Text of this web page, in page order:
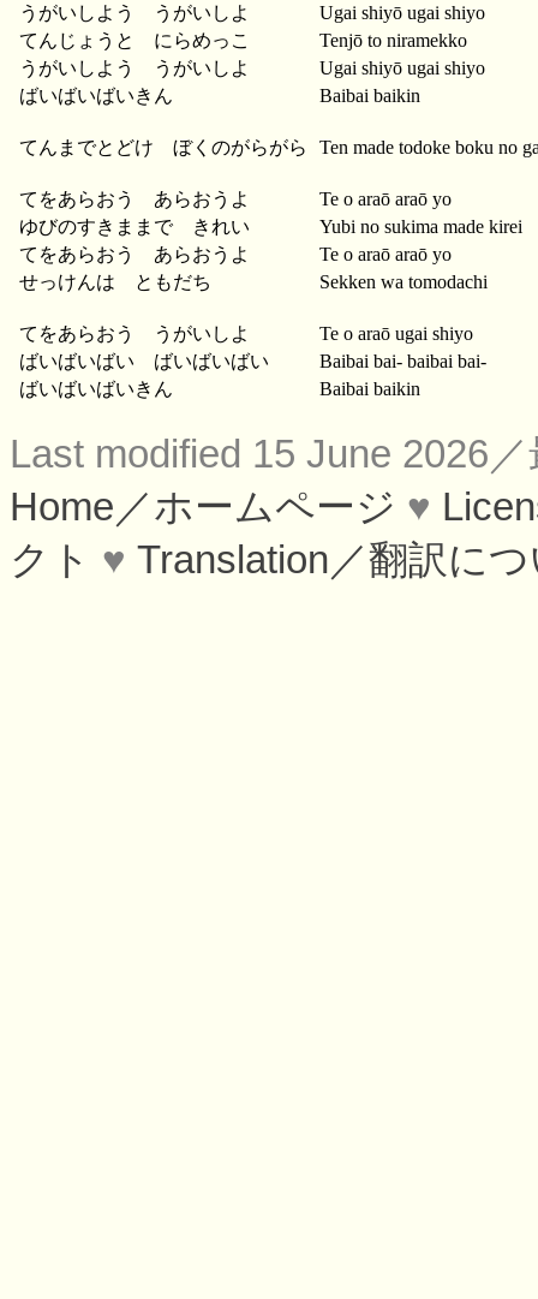
うがいしよう うがいしよ
Ugai shiyō ugai shiyo
てんじょうと にらめっこ
Tenjō to niramekko
うがいしよう うがいしよ
Ugai shiyō ugai shiyo
ばいばいばいきん
Baibai baikin
てんまでとどけ ぼくのがらがら Ten made todoke boku no
てをあらおう あらおうよ
Te o araō araō yo
ゆびのすきままで きれい
Yubi no sukima made kirei
てをあらおう あらおうよ
Te o araō araō yo
せっけんは ともだち
Sekken wa tomodachi
てをあらおう うがいしよ
Te o araō ugai shiyo
ばいばいばい ばいばいばい
Baibai bai- baibai bai-
ばいばいばいきん
Baibai baikin
Last modified 15 June 2026
Home／ホームページ ♥
クト ♥ Translation／翻訳に